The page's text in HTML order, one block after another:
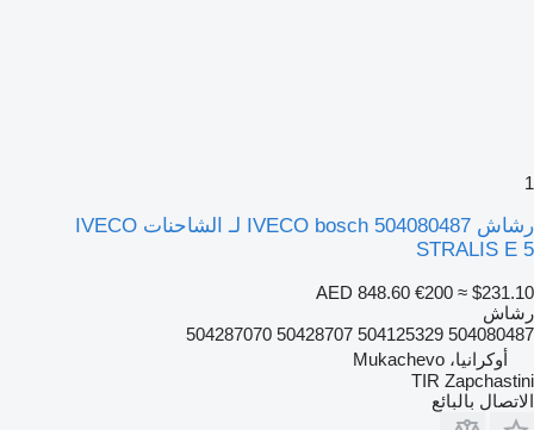
1
رشاش IVECO bosch 504080487 لـ الشاحنات IVECO
STRALIS E 5
AED 848.60 €200 ≈ $231.10
رشاش
504080487 504125329 50428707 504287070
أوكرانيا، Mukachevo
TIR Zapchastini
الاتصال بالبائع